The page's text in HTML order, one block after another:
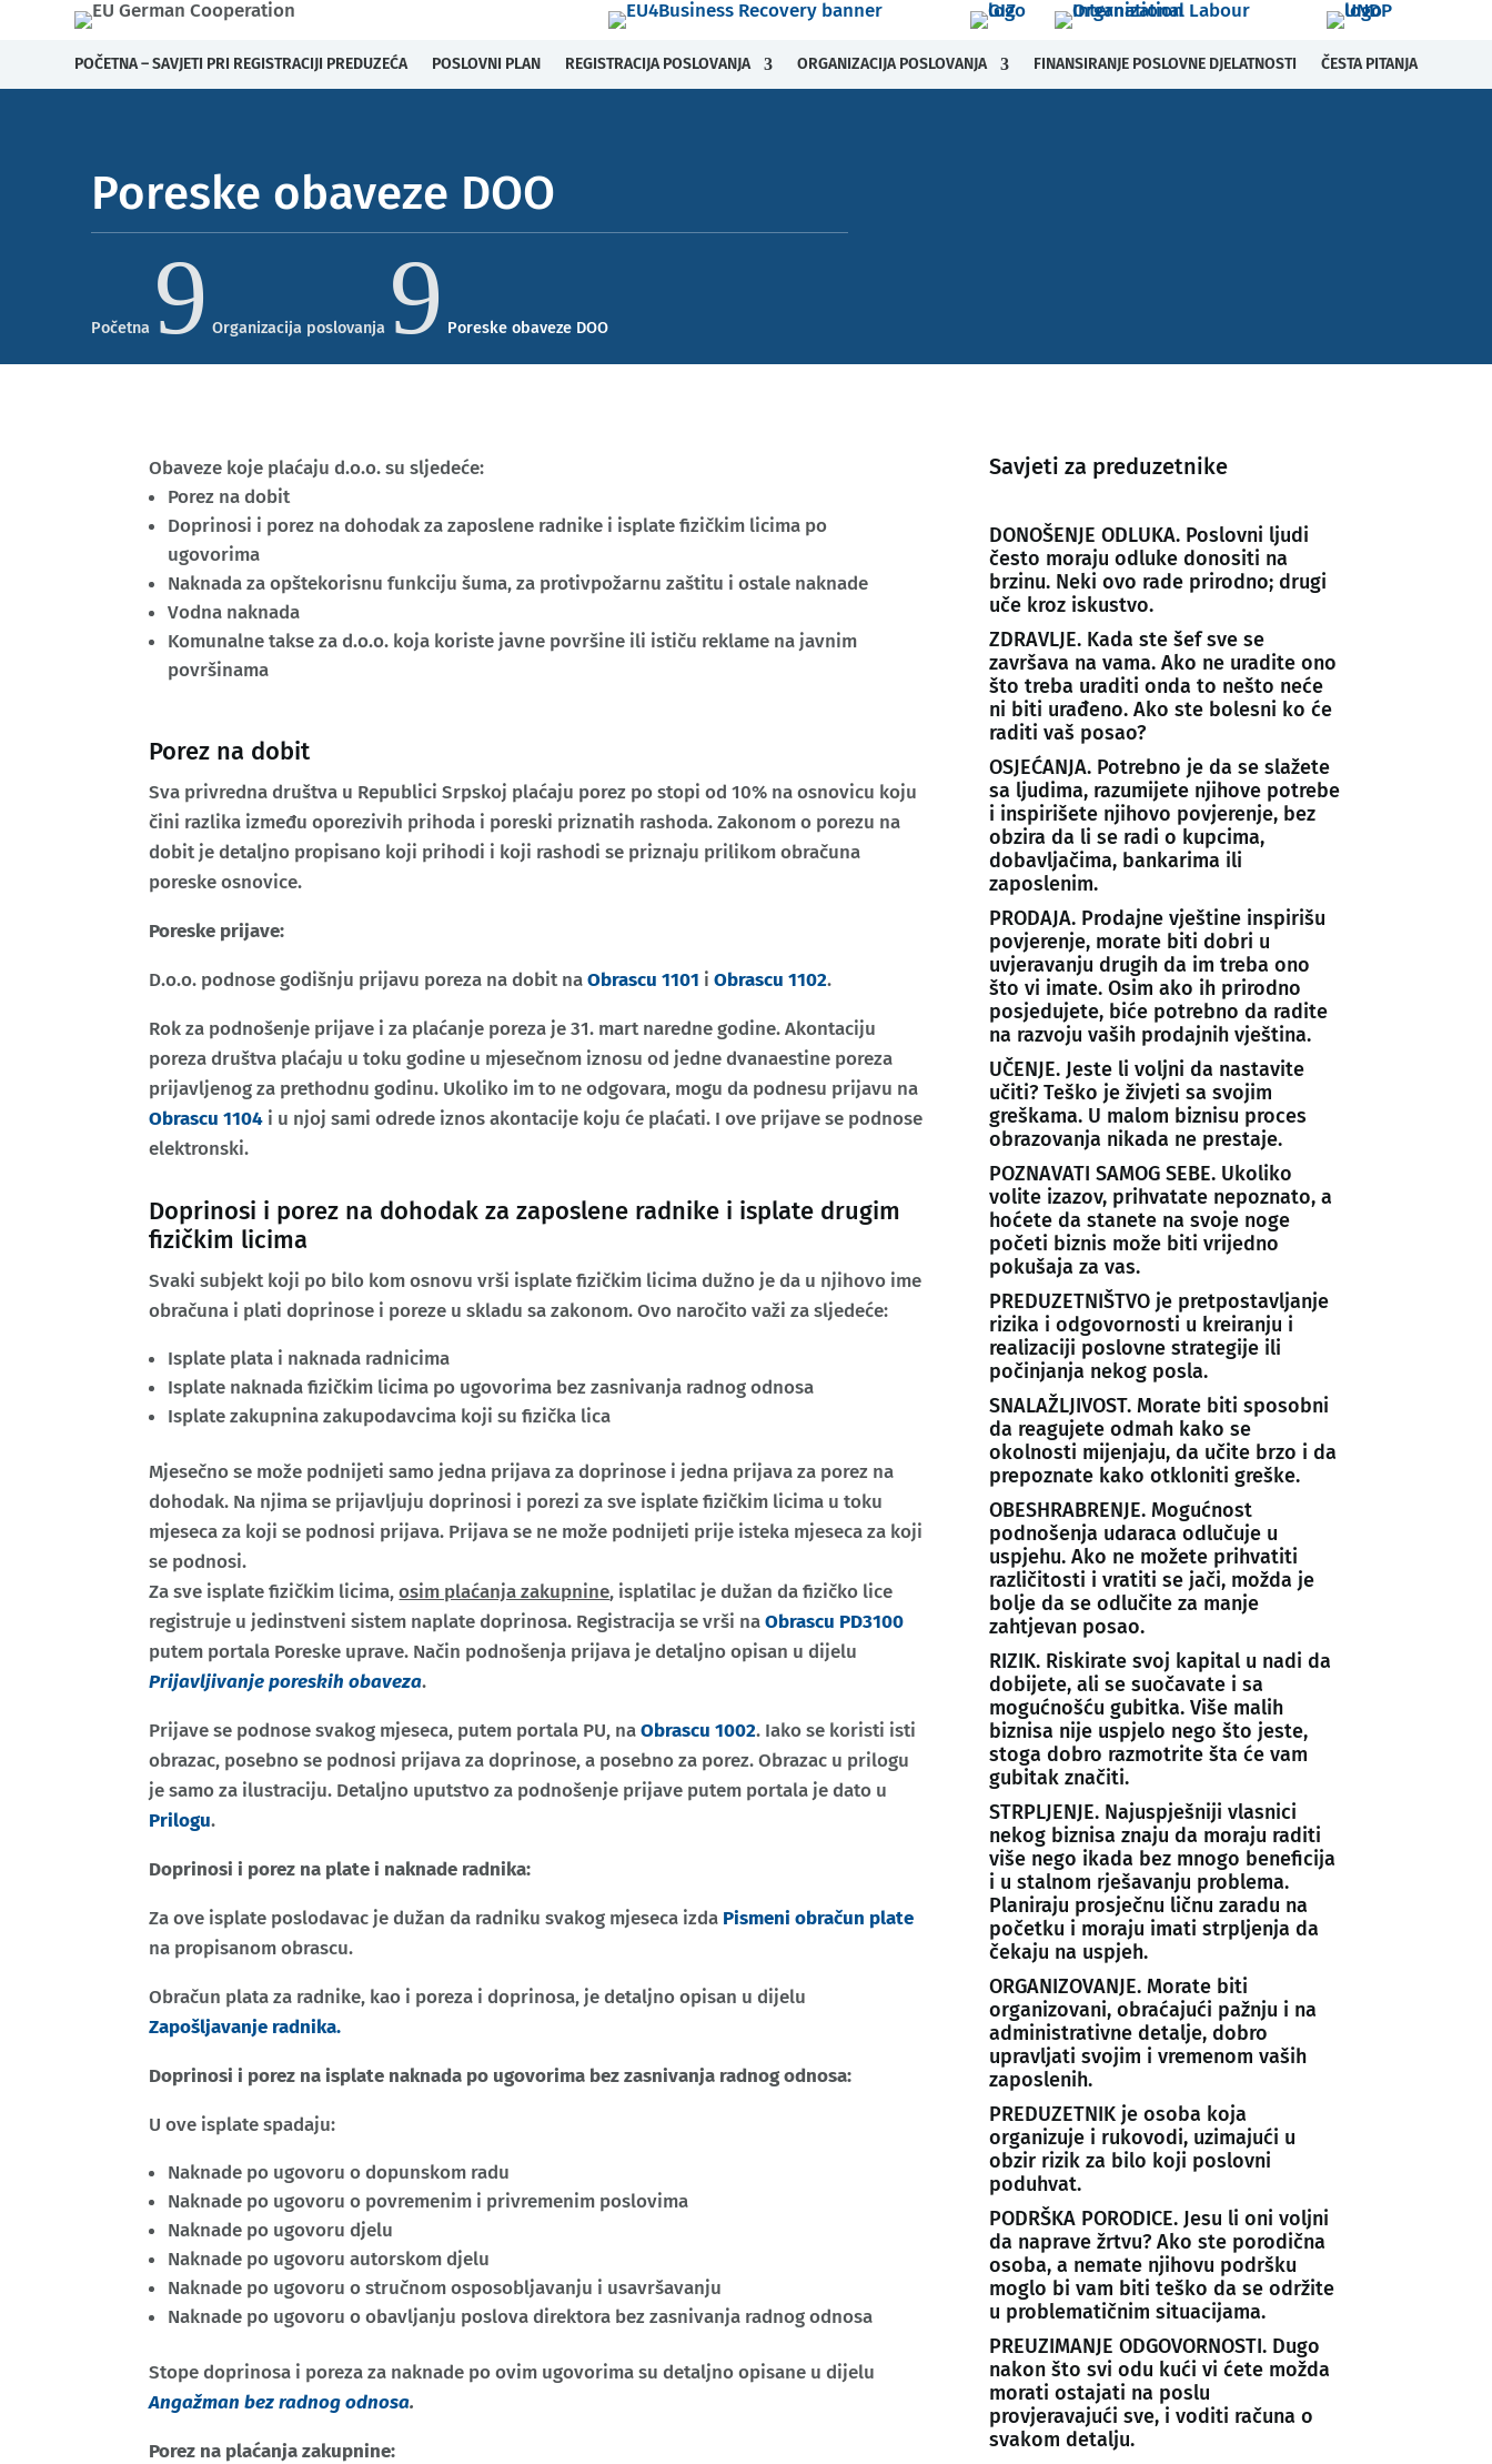
POČETNA – SAVJETI PRI REGISTRACIJI PREDUZEĆA POSLOVNI PLAN REGISTRACIJA POSLOVANJA ORGANIZACIJA POSLOVANJA FINANSIRANJE POSLOVNE DJELATNOSTI ČESTA PITANJA
Poreske obaveze DOO
Početna 9 Organizacija poslovanja 9 Poreske obaveze DOO
Obaveze koje plaćaju d.o.o. su sljedeće:
Porez na dobit
Doprinosi i porez na dohodak za zaposlene radnike i isplate fizičkim licima po
ugovorima
Naknada za opštekorisnu funkciju šuma, za protivpožarnu zaštitu i ostale naknade
Vodna naknada
Komunalne takse za d.o.o. koja koriste javne površine ili ističu reklame na javnim
površinama
Porez na dobit
Sva privredna društva u Republici Srpskoj plaćaju porez po stopi od 10% na osnovicu koju
čini razlika između oporezivih prihoda i poreski priznatih rashoda. Zakonom o porezu na
dobit je detaljno propisano koji prihodi i koji rashodi se priznaju prilikom obračuna
poreske osnovice.
Poreske prijave:
D.o.o. podnose godišnju prijavu poreza na dobit naObrascu 1101 iObrascu 1102.
Rok za podnošenje prijave i za plaćanje poreza je 31. mart naredne godine. Akontaciju
poreza društva plaćaju u toku godine u mjesečnom iznosu od jedne dvanaestine poreza
prijavljenog za prethodnu godinu. Ukoliko im to ne odgovara, mogu da podnesu prijavu na
Obrascu 1104 i u njoj sami odrede iznos akontacije koju će plaćati. I ove prijave se podnose
elektronski.
Doprinosi i porez na dohodak za zaposlene radnike i isplate drugim
fizičkim licima
Svaki subjekt koji po bilo kom osnovu vrši isplate fizičkim licima dužno je da u njihovo ime
obračuna i plati doprinose i poreze u skladu sa zakonom. Ovo naročito važi za sljedeće:
Isplate plata i naknada radnicima
Isplate naknada fizičkim licima po ugovorima bez zasnivanja radnog odnosa
Isplate zakupnina zakupodavcima koji su fizička lica
Mjesečno se može podnijeti samo jedna prijava za doprinose i jedna prijava za porez na
dohodak. Na njima se prijavljuju doprinosi i porezi za sve isplate fizičkim licima u toku
mjeseca za koji se podnosi prijava. Prijava se ne može podnijeti prije isteka mjeseca za koji
se podnosi.
Za sve isplate fizičkim licima,osim plaćanja zakupnine, isplatilac je dužan da fizičko lice
registruje u jedinstveni sistem naplate doprinosa. Registracija se vrši naObrascu PD3100
putem portala Poreske uprave. Način podnošenja prijava je detaljno opisan u dijelu
Prijavljivanje poreskih obaveza.
Prijave se podnose svakog mjeseca, putem portala PU, naObrascu 1002. Iako se koristi isti
obrazac, posebno se podnosi prijava za doprinose, a posebno za porez. Obrazac u prilogu
je samo za ilustraciju. Detaljno uputstvo za podnošenje prijave putem portala je dato u
Prilogu.
Doprinosi i porez na plate i naknade radnika:
Za ove isplate poslodavac je dužan da radniku svakog mjeseca izda Pismeni obračun plate
na propisanom obrascu.
Obračun plata za radnike, kao i poreza i doprinosa, je detaljno opisan u dijelu
Zapošljavanje radnika.
Doprinosi i porez na isplate naknada po ugovorima bez zasnivanja radnog odnosa:
U ove isplate spadaju:
Naknade po ugovoru o dopunskom radu
Naknade po ugovoru o povremenim i privremenim poslovima
Naknade po ugovoru djelu
Naknade po ugovoru autorskom djelu
Naknade po ugovoru o stručnom osposobljavanju i usavršavanju
Naknade po ugovoru o obavljanju poslova direktora bez zasnivanja radnog odnosa
Stope doprinosa i poreza za naknade po ovim ugovorima su detaljno opisane u dijelu
Angažman bez radnog odnosa.
Porez na plaćanja zakupnine:
Savjeti za preduzetnike
DONOŠENJE ODLUKA. Poslovni ljudi
često moraju odluke donositi na
brzinu. Neki ovo rade prirodno; drugi
uče kroz iskustvo.
ZDRAVLJE. Kada ste šef sve se
završava na vama. Ako ne uradite ono
što treba uraditi onda to nešto neće
ni biti urađeno. Ako ste bolesni ko će
raditi vaš posao?
OSJEĆANJA. Potrebno je da se slažete
sa ljudima, razumijete njihove potrebe
i inspirišete njihovo povjerenje, bez
obzira da li se radi o kupcima,
dobavljačima, bankarima ili
zaposlenim.
PRODAJA. Prodajne vještine inspirišu
povjerenje, morate biti dobri u
uvjeravanju drugih da im treba ono
što vi imate. Osim ako ih prirodno
posjedujete, biće potrebno da radite
na razvoju vaših prodajnih vještina.
UČENJE. Jeste li voljni da nastavite
učiti? Teško je živjeti sa svojim
greškama. U malom biznisu proces
obrazovanja nikada ne prestaje.
POZNAVATI SAMOG SEBE. Ukoliko
volite izazov, prihvatate nepoznato, a
hoćete da stanete na svoje noge
početi biznis može biti vrijedno
pokušaja za vas.
PREDUZETNIŠTVO je pretpostavljanje
rizika i odgovornosti u kreiranju i
realizaciji poslovne strategije ili
počinjanja nekog posla.
SNALAŽLJIVOST. Morate biti sposobni
da reagujete odmah kako se
okolnosti mijenjaju, da učite brzo i da
prepoznate kako otkloniti greške.
OBESHRABRENJE. Mogućnost
podnošenja udaraca odlučuje u
uspjehu. Ako ne možete prihvatiti
različitosti i vratiti se jači, možda je
bolje da se odlučite za manje
zahtjevan posao.
RIZIK. Riskirate svoj kapital u nadi da
dobijete, ali se suočavate i sa
mogućnošću gubitka. Više malih
biznisa nije uspjelo nego što jeste,
stoga dobro razmotrite šta će vam
gubitak značiti.
STRPLJENJE. Najuspješniji vlasnici
nekog biznisa znaju da moraju raditi
više nego ikada bez mnogo beneficija
i u stalnom rješavanju problema.
Planiraju prosječnu ličnu zaradu na
početku i moraju imati strpljenja da
čekaju na uspjeh.
ORGANIZOVANJE. Morate biti
organizovani, obraćajući pažnju i na
administrativne detalje, dobro
upravljati svojim i vremenom vaših
zaposlenih.
PREDUZETNIK je osoba koja
organizuje i rukovodi, uzimajući u
obzir rizik za bilo koji poslovni
poduhvat.
PODRŠKA PORODICE. Jesu li oni voljni
da naprave žrtvu? Ako ste porodična
osoba, a nemate njihovu podršku
moglo bi vam biti teško da se održite
u problematičnim situacijama.
PREUZIMANJE ODGOVORNOSTI. Dugo
nakon što svi odu kući vi ćete možda
morati ostajati na poslu
provjeravajući sve, i voditi računa o
svakom detalju.